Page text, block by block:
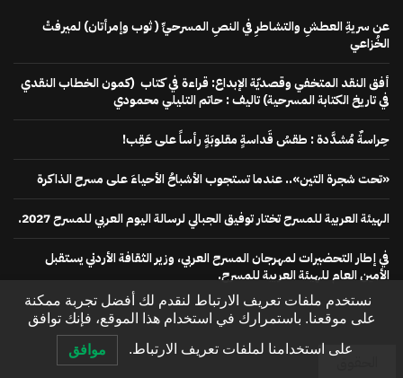
عن سريةِ العطشِ والتشاطرِ في النصِ المسرحيِّ ( ثوب وإمرأتان) لميرفتْ
الخُزاعي
أفق النقد المتخفي وقصديّة الإبداع: قراءة في كتاب (كمون الخطاب النقدي
في تاريخ الكتابة المسرحية) تاليف : حاتم التليلي محمودي
حِراسةٌ مُشدَّدة : طقسُ قَداسةٍ مقلوبَةٍ رأساً على عَقِب!
«تحت شجرة التين».. عندما تستجوب الأشباحُ الأحياءَ على مسرح الذاكرة
الهيئة العربية للمسرح تختار توفيق الجبالي لرسالة اليوم العربي للمسرح 2027.
في إطار التحضيرات لمهرجان المسرح العربي، وزير الثقافة الأردني يستقبل
الأمين العام للهيئة العربية للمسرح.
الحقوق
نستخدم ملفات تعريف الارتباط لنقدم لك أفضل تجربة ممكنة
على موقعنا. باستمرارك في استخدام هذا الموقع، فإنك توافق
على استخدامنا لملفات تعريف الارتباط. موافق